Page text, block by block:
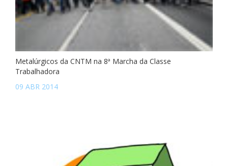
Metalúrgicos da CNTM na 8ª Marcha da Classe
Trabalhadora
09 ABR 2014